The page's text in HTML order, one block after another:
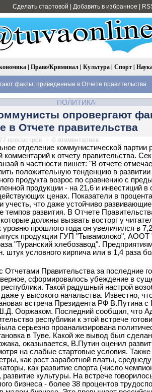
Сделать стартовой Добавить в избранное
| Право/Криминал| Культура| Спорт|
факты, приведенные в Отчете правительства
ПОЛИТИКА
опровергают
в Отчете правительства
просмотров | 0 комментариев
отделение коммунистической партии
к отчету правительства.
в частности пишет: "В отчете
положительную тенденцию в
продукта возрос по сравнению с
продукции - на 21,6 и инвестиций в
ценах. Показатели в
учесть, что даже устойчиво
темпов развития. В Отчете
должны вызвать восторг у
уровню прошлого года он увеличился в
продукции ГУП "Тывамолоко", АООТ
"Туранский хлебозавод".
штук условного кирпича или в 1,4 раза
Отчетами Правительства за последние
сформировалось убеждение в
Такой радушный настрой
у высокого начальства. Известно,
встреча Президента РФ В.Путина
Ооржаком. Последний сообщил, что
республики к этой встрече
серьезно проанализирована
в Туве. Какой же вывод был
оказывается, В.Путин оценил
на слабые стартовые условия.
как рост заработной платы,
как развитие спорта (число
культуры. На встрече
бизнеса - более 38 процентов